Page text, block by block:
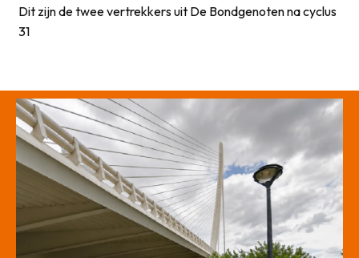
Dit zijn de twee vertrekkers uit De Bondgenoten na cyclus
31